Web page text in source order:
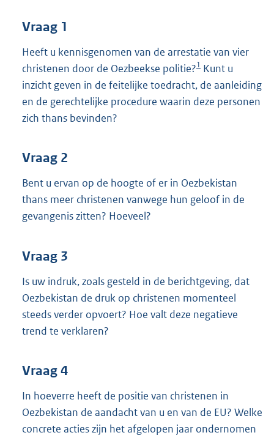
b
Vraag 1
Heeft u kennisgenomen van de arrestatie van vier
christenen door de Oezbeekse politie?1 Kunt u
inzicht geven in de feitelijke toedracht, de aanleiding
en de gerechtelijke procedure waarin deze personen
zich thans bevinden?
Vraag 2
Bent u ervan op de hoogte of er in Oezbekistan
thans meer christenen vanwege hun geloof in de
gevangenis zitten? Hoeveel?
Vraag 3
Is uw indruk, zoals gesteld in de berichtgeving, dat
Oezbekistan de druk op christenen momenteel
steeds verder opvoert? Hoe valt deze negatieve
trend te verklaren?
Vraag 4
In hoeverre heeft de positie van christenen in
Oezbekistan de aandacht van u en van de EU? Welke
concrete acties zijn het afgelopen jaar ondernomen